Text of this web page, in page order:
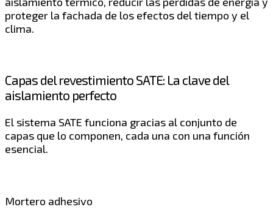
proteger la fachada de los efectos del tiempo y el
clima.
Capas del revestimiento SATE: La clave del
aislamiento perfecto
El sistema SATE funciona gracias al conjunto de
capas que lo componen, cada una con una función
esencial.
Mortero adhesivo